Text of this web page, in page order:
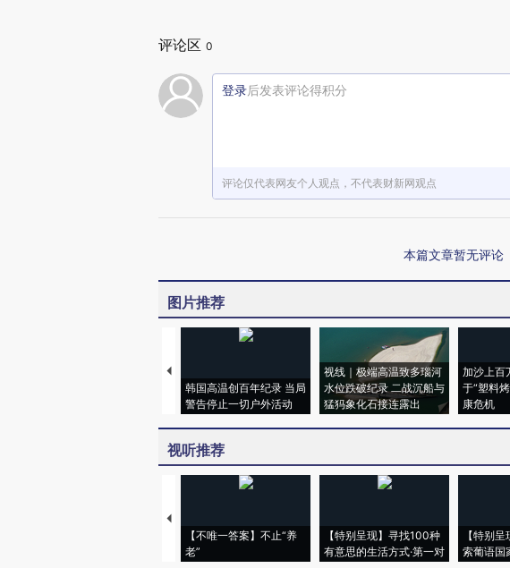
评论区 0
登录后发表评论得积分
评论仅代表网友个人观点，不代表财新网观点
本篇文章暂无评论
图片推荐
韩国高温创百年纪录 当局
警告停止一切户外活动
视线｜极端高温致多瑙河
水位跌破纪录 二战沉船与
猛犸象化石接连露出
加沙上百
于“塑料
康危机
视听推荐
【不唯一答案】不止“养
老”
【特别呈现】寻找100种
有意思的生活方式·第一对
【特别
索葡语国